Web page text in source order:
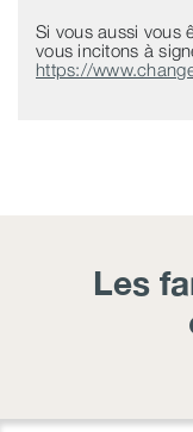
Si vous aussi vous
vous incitons à
https://
Les